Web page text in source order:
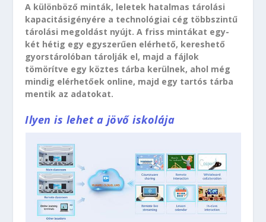
A különböző minták, leletek hatalmas tárolási
kapacitásigényére a technológiai cég többszintű
tárolási megoldást nyújt. A friss mintákat egy-
két hétig egy egyszerűen elérhető, kereshető
gyorstárolóban tárolják el, majd a fájlok
tömörítve egy köztes tárba kerülnek, ahol még
mindig elérhetőek online, majd egy tartós tárba
mentik az adatokat.
Ilyen is lehet a jövő iskolája